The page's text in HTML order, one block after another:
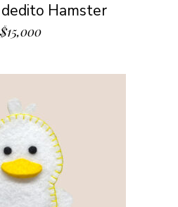
Hamster
$15,000